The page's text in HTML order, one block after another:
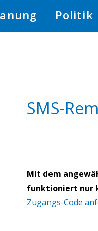
Politik
SMS-
Mit dem
funktioniert nur
Zugangs-Code